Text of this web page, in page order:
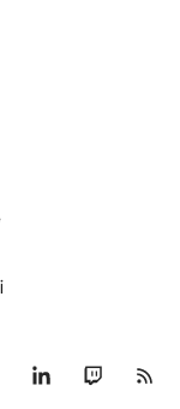
Telegram
su TikTok
Seguici su
Seguici